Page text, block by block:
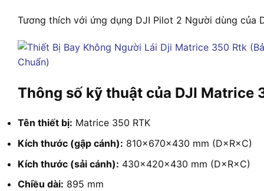
Tương thích với ứng dụng DJI Pilot 2 Người dùng của
Thông số kỹ thuật của DJI Matrice
Tên thiết bị: Matrice 350 RTK
Kích thước (gập cánh): 810×670×430 mm (D×R×C)
Kích thước (sải cánh): 430×420×430 mm (D×R×C)
Chiều dài: 895 mm